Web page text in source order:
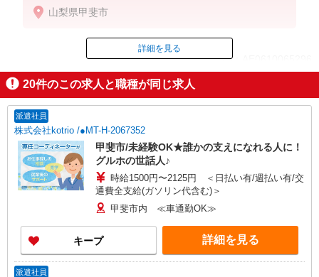
全支給(ガソリン代含む)＞
山梨県甲斐市
ID：AE0610065296
掲載期間終了
詳細を見る
20件のこの求人と職種が同じ求人
派遣社員
株式会社kotrio /●MT-H-2067352
甲斐市/未経験OK★誰かの支えになれる人に！
グルホの世話人♪
時給1500円〜2125円 ＜日払い有/週払い有/交
通費全支給(ガソリン代含む)＞
甲斐市内 ≪車通勤OK≫
キープ 詳細を見る
派遣社員